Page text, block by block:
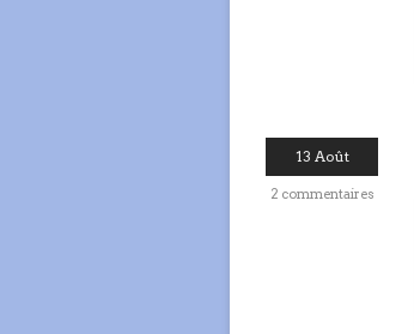
13 Août
2 commentaires